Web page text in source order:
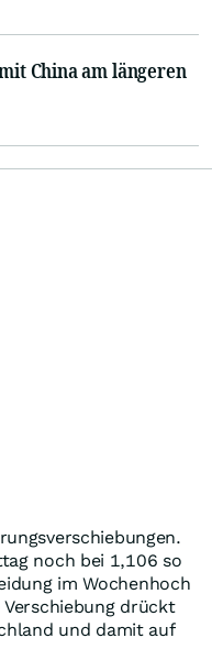
China am längeren
noch bei 1,106 so
im Wochenhoch
drückt
und damit auf